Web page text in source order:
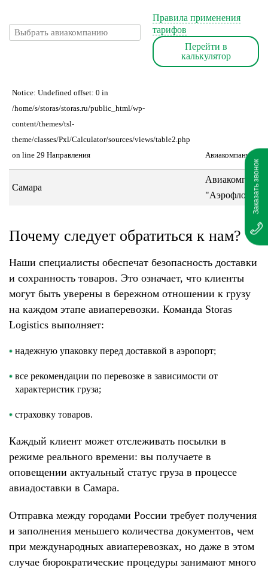
Заказать звонок
Правила применения
тарифов
Перейти в
калькулятор
Notice: Undefined offset: 0 in
/home/s/storas/storas.ru/public_html/wp-
content/themes/tsl-
theme/classes/Pxl/Calculator/sources/views/table2.php
on line 29 Направления
Авиакомпания
Самара
Авиакомпания
"Аэрофлот"
Почему следует обратиться к нам?
Наши специалисты обеспечат безопасность доставки
и сохранность товаров. Это означает, что клиенты
могут быть уверены в бережном отношении к грузу
на каждом этапе авиаперевозки. Команда Storas
Logistics выполняет:
надежную упаковку перед доставкой в аэропорт;
все рекомендации по перевозке в зависимости от
характеристик груза;
страховку товаров.
Каждый клиент может отслеживать посылки в
режиме реального времени: вы получаете в
оповещении актуальный статус груза в процессе
авиадоставки в Самара.
Отправка между городами России требует получения
и заполнения меньшего количества документов, чем
при международных авиаперевозках, но даже в этом
случае бюрократические процедуры занимают много